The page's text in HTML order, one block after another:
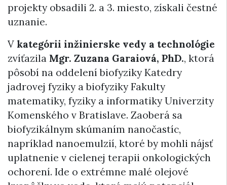
projekty obsadili 2. a 3. miesto, získali čestné
uznanie.
V kategórii inžinierske vedy a technológie
zvíťazila Mgr. Zuzana Garaiová, PhD., ktorá
pôsobí na oddelení biofyziky Katedry
jadrovej fyziky a biofyziky Fakulty
matematiky, fyziky a informatiky Univerzity
Komenského v Bratislave. Zaoberá sa
biofyzikálnym skúmaním nanočastíc,
napríklad nanoemulzií, ktoré by mohli nájsť
uplatnenie v cielenej terapii onkologických
ochorení. Ide o extrémne malé olejové